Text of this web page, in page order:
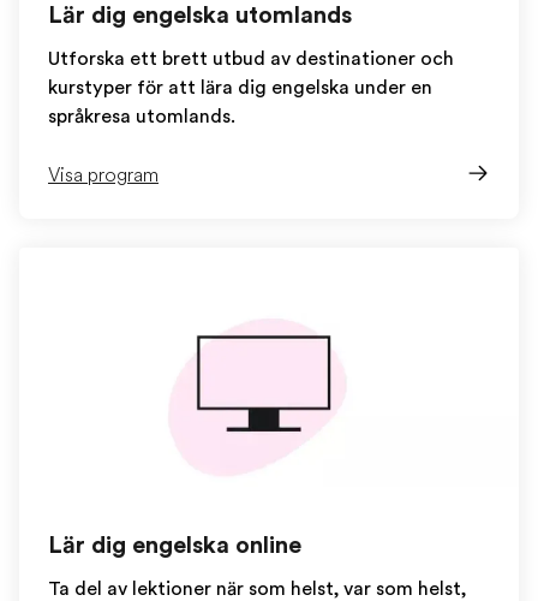
Lär dig engelska utomlands
Utforska ett brett utbud av destinationer och
kurstyper för att lära dig engelska under en
språkresa utomlands.
Visa program
Lär dig engelska online
Ta del av lektioner när som helst, var som helst,